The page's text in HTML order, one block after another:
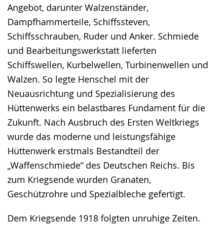
Angebot, darunter Walzenständer,
Dampfhammerteile, Schiffssteven,
Schiffsschrauben, Ruder und Anker. Schmiede
und Bearbeitungswerkstatt lieferten
Schiffswellen, Kurbelwellen, Turbinenwellen und
Walzen. So legte Henschel mit der
Neuausrichtung und Spezialisierung des
Hüttenwerks ein belastbares Fundament für die
Zukunft. Nach Ausbruch des Ersten Weltkriegs
wurde das moderne und leistungsfähige
Hüttenwerk erstmals Bestandteil der
„Waffenschmiede“ des Deutschen Reichs. Bis
zum Kriegsende wurden Granaten,
Geschützrohre und Spezialbleche gefertigt.
Dem Kriegsende 1918 folgten unruhige Zeiten.